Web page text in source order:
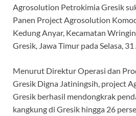
Agrosolution Petrokimia Gresik
Panen Project Agrosolution
Kedung Anyar, Kecamatan
Gresik, Jawa Timur pada Selasa,
Menurut Direktur Operasi dan
Gresik Digna Jatiningsih, project
Gresik berhasil mendongkrak
kangkung di Gresik hingga 26